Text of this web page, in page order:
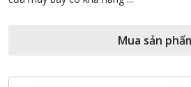
Mua sản